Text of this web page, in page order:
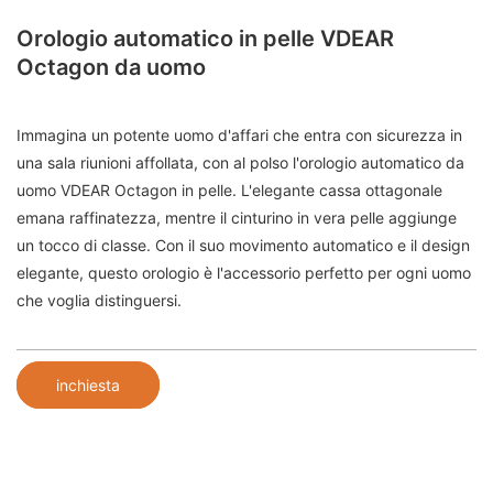
Orologio automatico in pelle VDEAR
Octagon da uomo
Immagina un potente uomo d'affari che entra con sicurezza in
una sala riunioni affollata, con al polso l'orologio automatico da
uomo VDEAR Octagon in pelle. L'elegante cassa ottagonale
emana raffinatezza, mentre il cinturino in vera pelle aggiunge
un tocco di classe. Con il suo movimento automatico e il design
elegante, questo orologio è l'accessorio perfetto per ogni uomo
che voglia distinguersi.
inchiesta